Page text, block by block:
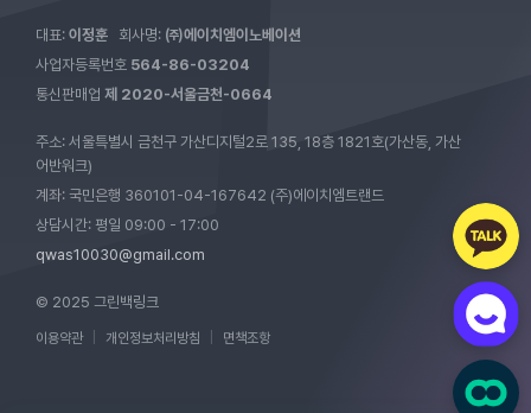
대표: 이정훈 회사명: ㈜에이치엠이노베이션
사업자등록번호 564-86-03204
통신판매업 제 2020-서울금천-0664
주소: 서울특별시 금천구 가산디지털2로 135, 18층 1821호(가산동, 가산
어반워크)
계좌: 국민은행 360101-04-167642 (주)에이치엠트랜드
상담시간: 평일 09:00 - 17:00
qwas10030@gmail.com
© 2025 그린백링크
이용약관 개인정보처리방침 면책조항